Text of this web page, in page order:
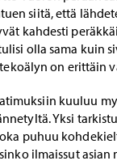
siitä, että
kahdesti
olla sama kuin
on erittäin
kuuluu
Yksi
puhuu
ilmaissut asian